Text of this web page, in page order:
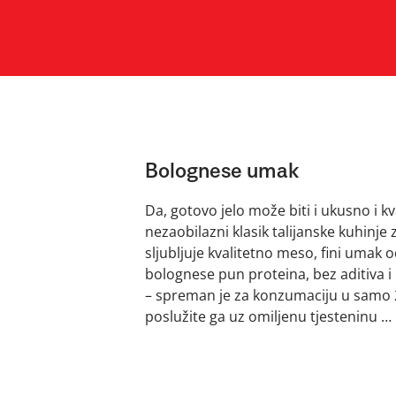
Bolognese umak
Da, gotovo jelo može biti i ukusno i
nezaobilazni klasik talijanske
sljubljuje kvalitetno meso, fini umak
bolognese pun proteina, bez aditiva
– spreman je za konzumaciju u
poslužite ga uz omiljenu tjesteninu …